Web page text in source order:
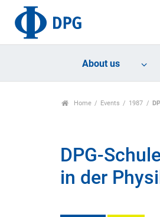
About us
Home Events 1987
DPG-
in der